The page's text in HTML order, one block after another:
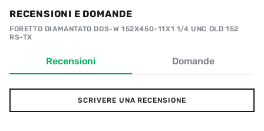
RECENSIONI E DOMANDE
FORETTO DIAMANTATO DDS-W 152X450-11X1 1/4 UNC DLD 152
RS-TX
Recensioni Domande
SCRIVERE UNA RECENSIONE